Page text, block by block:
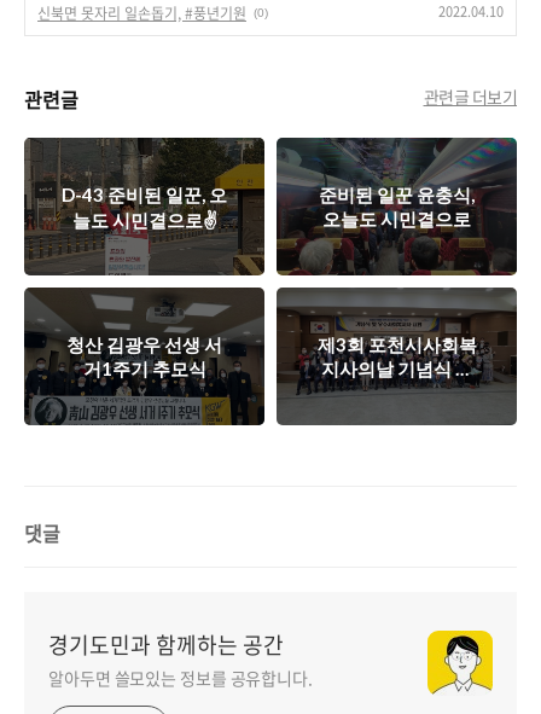
신북면 못자리 일손돕기, #풍년기원 (0) 2022.04.10
관련글 관련글 더보기
D-43 준비된 일꾼, 오
늘도 시민곁으로✌
준비된 일꾼 윤충식,
오늘도 시민곁으로
청산 김광우 선생 서
거1주기 추모식
제3회 포천시사회복
지사의날 기념식 및
우수사회복지사 표창
댓글
경기도민과 함께하는 공간
알아두면 쓸모있는 정보를 공유합니다.